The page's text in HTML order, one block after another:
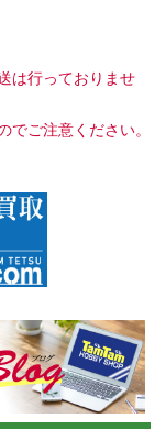
は行っておりませ
でご注意ください。